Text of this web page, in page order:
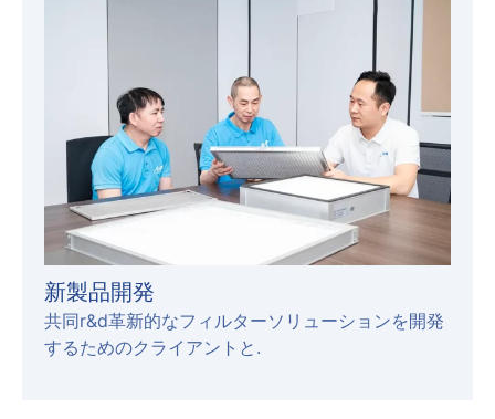
新製品開発
共同r&d革新的なフィルターソリューションを開発
するためのクライアントと.